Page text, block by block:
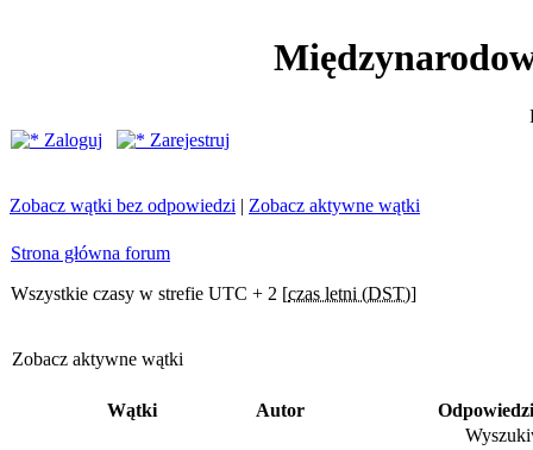
Zaloguj
Zarejestruj
Zobacz wątki bez odpowiedzi | Zobacz aktywne wątki
Strona główna forum
Wszystkie czasy w strefie UTC + 2 [czas letni (DST)]
Zobacz aktywne wątki
Wątki Autor